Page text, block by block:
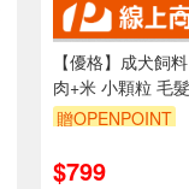
【優格】成犬飼
肉+米 小顆粒 毛
贈OPENPOINT
$799